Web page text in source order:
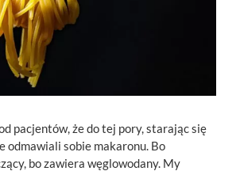
pacjentów, że do tej pory, starając się
odmawiali sobie makaronu. Bo
bo zawiera węglowodany. My